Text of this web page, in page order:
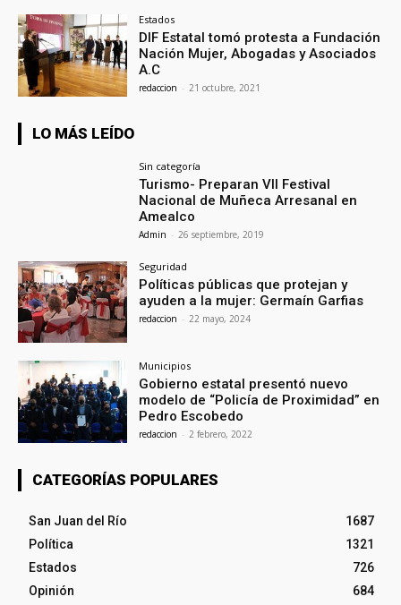
Estados
DIF Estatal tomó protesta a Fundación
Nación Mujer, Abogadas y Asociados
A.C
redaccion - 21 octubre, 2021
LO MÁS LEÍDO
Sin categoría
Turismo- Preparan VII Festival
Nacional de Muñeca Arresanal en
Amealco
Admin - 26 septiembre, 2019
Seguridad
Políticas públicas que protejan y
ayuden a la mujer: Germaín Garfias
redaccion - 22 mayo, 2024
Municipios
Gobierno estatal presentó nuevo
modelo de “Policía de Proximidad” en
Pedro Escobedo
redaccion - 2 febrero, 2022
CATEGORÍAS POPULARES
San Juan del Río
1687
Política
1321
Estados
726
Opinión
684